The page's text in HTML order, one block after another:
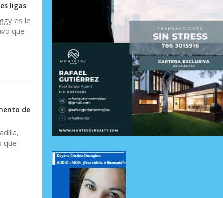
ligas
es le
que
de
que